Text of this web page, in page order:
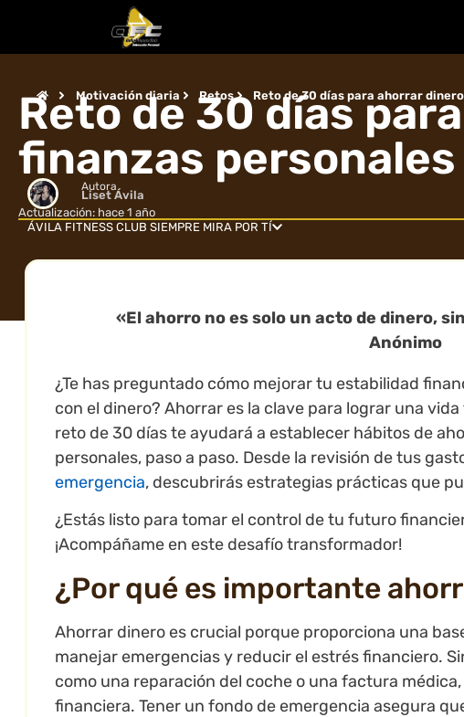
Motivación diaria Retos Reto de 30 días para ahorrar
Reto de 30 días
finanzas personales
Autora
Liset Ávila
Actualización: hace 1 año
ÁVILA FITNESS CLUB SIEMPRE MIRA POR TÍ
«El ahorro no es solo un acto de dinero,
Anónimo
¿Te has preguntado cómo mejorar tu estabilidad
con el dinero? Ahorrar es la clave para lograr una
reto de 30 días te ayudará a establecer hábitos de
personales, paso a paso. Desde la revisión de tus
emergencia, descubrirás estrategias prácticas que
¿Estás listo para tomar el control de tu futuro
¡Acompáñame en este desafío transformador!
¿Por qué es importante
Ahorrar dinero es crucial porque proporciona una
manejar emergencias y reducir el estrés financiero.
como una reparación del coche o una factura
financiera. Tener un fondo de emergencia asegura